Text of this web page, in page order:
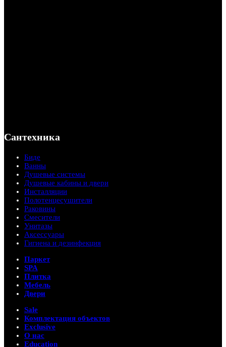
Сантехника
Биде
Ванны
Душевые системы
Душевые кабины и двери
Инсталляции
Полотенцесушители
Раковины
Смесители
Унитазы
Аксессуары
Гигиена и дезинфекция
Паркет
SPA
Плитка
Мебель
Двери
Sale
Комплектация объектов
Exclusive
О нас
Education